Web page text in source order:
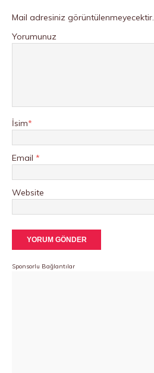
Mail adresiniz görüntülenmeyecektir.
Yorumunuz
İsim*
Email *
Website
Sponsorlu Bağlantılar